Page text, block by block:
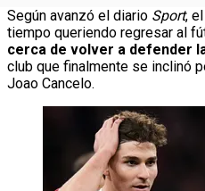
Según avanzó el diario Sport,
tiempo queriendo regresar al
cerca de volver a defender
club que finalmente se inclinó
Joao Cancelo.